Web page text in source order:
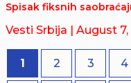
Spisak fiksnih
Vesti Srbija | August
1 2 3 4